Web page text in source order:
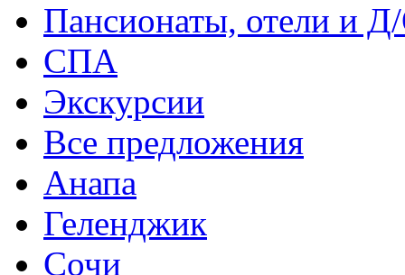
Пансионаты, отели и
СПА
Экскурсии
Все предложения
Анапа
Геленджик
Сочи